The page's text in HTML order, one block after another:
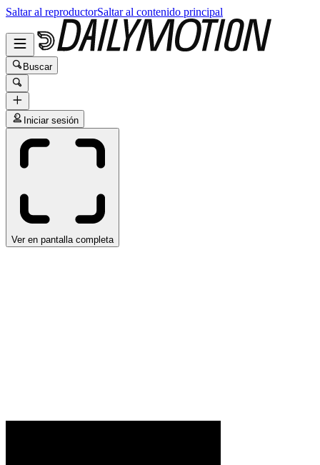
Saltar al reproductorSaltar al contenido principal
Buscar
Iniciar sesión
Ver en pantalla completa